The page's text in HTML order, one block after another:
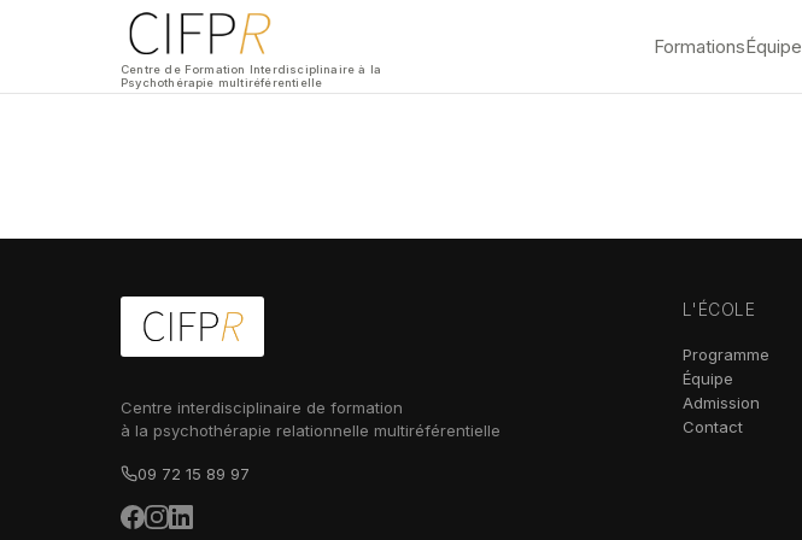
Centre de Formation Interdisciplinaire à la
Psychothérapie multiréférentielle
FormationsÉquipe
Centre interdisciplinaire de formation
à la psychothérapie relationnelle multiréférentielle
09 72 15 89 97
L'ÉCOLE
Programme
Équipe
Admission
Contact